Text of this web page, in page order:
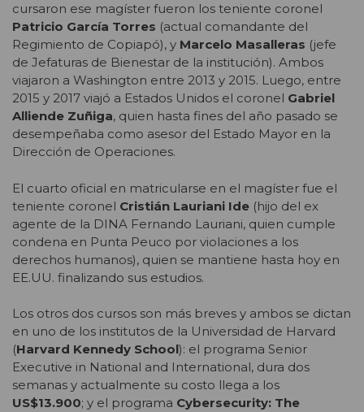
cursaron ese magíster fueron los teniente coronel
Patricio García Torres (actual comandante del
Regimiento de Copiapó), y Marcelo Masalleras (jefe
de Jefaturas de Bienestar de la institución). Ambos
viajaron a Washington entre 2013 y 2015. Luego, entre
2015 y 2017 viajó a Estados Unidos el coronel Gabriel
Alliende Zuñiga, quien hasta fines del año pasado se
desempeñaba como asesor del Estado Mayor en la
Dirección de Operaciones.
El cuarto oficial en matricularse en el magíster fue el
teniente coronel Cristián Lauriani Ide (hijo del ex
agente de la DINA Fernando Lauriani, quien cumple
condena en Punta Peuco por violaciones a los
derechos humanos), quien se mantiene hasta hoy en
EE.UU. finalizando sus estudios.
Los otros dos cursos son más breves y ambos se dictan
en uno de los institutos de la Universidad de Harvard
(Harvard Kennedy School): el programa Senior
Executive in National and International, dura dos
semanas y actualmente su costo llega a los
US$13.900; y el programa Cybersecurity: The